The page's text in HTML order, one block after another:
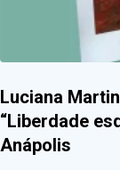
Luciana
“Liberdade
Anápolis